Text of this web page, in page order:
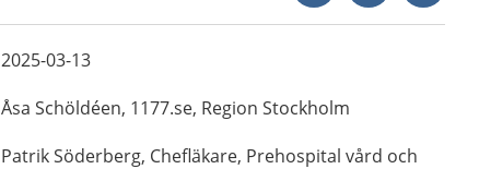
2025-03-13
Åsa Schöldéen, 1177.se, Region Stockholm
PatrikSöderberg, Chefläkare, Prehospital vård och